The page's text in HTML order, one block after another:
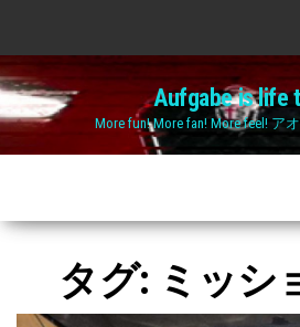
the
content
Aufgabe is life
More fun! More fan! More feel! ア
タグ: ミッシ